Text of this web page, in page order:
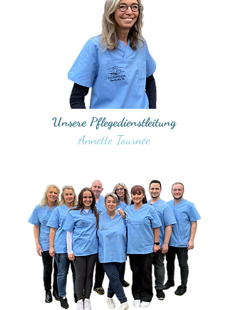
Unsere Pflegedienstleitung
Annette Tournée